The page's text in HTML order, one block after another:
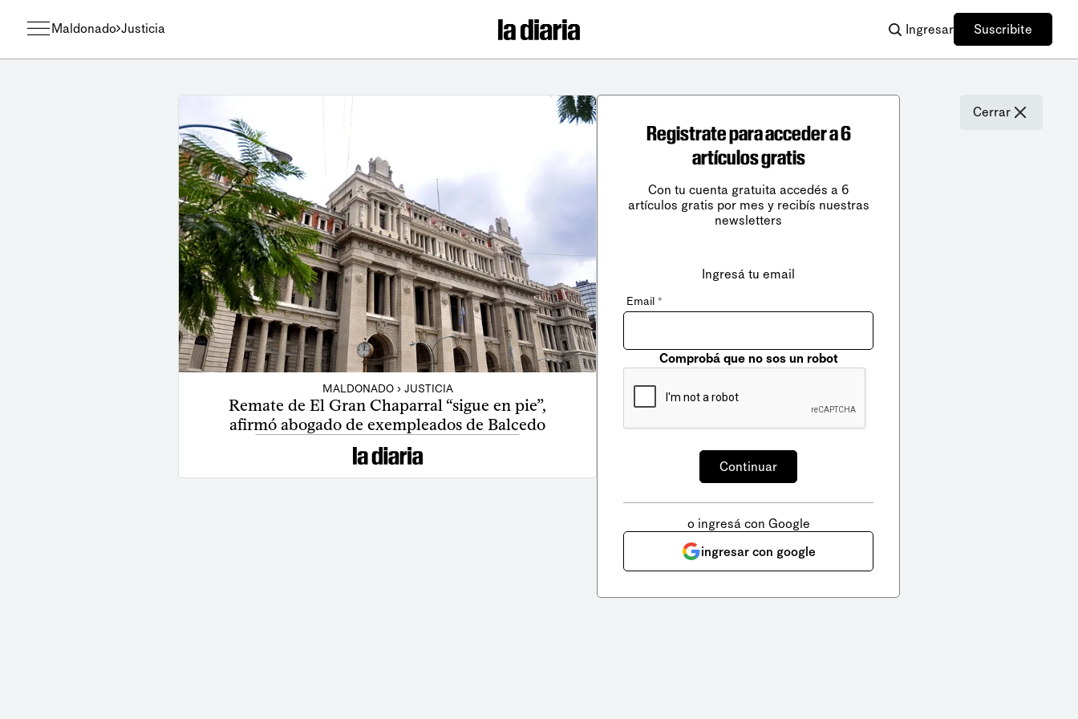
Maldonado Justicia Ingresar Suscribite
MALDONADO › JUSTICIA
Remate de El Gran Chaparral “sigue en pie”,
afirmó abogado de exempleados de Balcedo
Cerrar
Registrate para acceder a 6
artículos gratis
Con tu cuenta gratuita accedés a 6
artículos gratis por mes y recibís nuestras
newsletters
Ingresá tu email
Email *
Comprobá que no sos un robot
o ingresá con Google
ingresar con google